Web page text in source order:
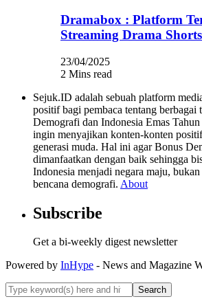
Dramabox : Platform
Streaming Drama
23/04/2025
2 Mins read
Sejuk.ID adalah sebuah platform
positif bagi pembaca tentang berbagai
Demografi dan Indonesia Emas
ingin menyajikan konten-konten
generasi muda. Hal ini agar Bonus
dimanfaatkan dengan baik sehingga
Indonesia menjadi negara maju,
bencana demografi. About
Subscribe
Get a bi-weekly digest newsletter
Powered by InHype - News and Magazine